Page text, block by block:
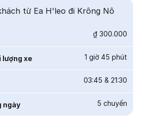
từ Ea H'leo đi Krông Nô
₫ 300.000
lượng xe 1 giờ 45 phút
03:45 & 21:30
ngày 5 chuyến